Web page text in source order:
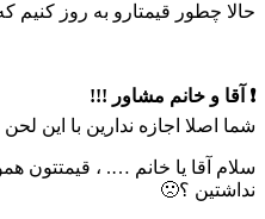
حالا چطور قیمتارو به روز
❗️ آقا و خانم مشاور !!!
شما اصلا اجازه ندارین با این
نداشتین ؟🙁